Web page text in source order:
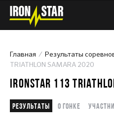
Главная Результаты
TRIATHLON SAMARA 2020
IRONSTAR 113
Результаты О гонке